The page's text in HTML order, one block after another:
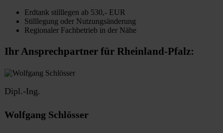
Erdtank stilllegen ab 530,- EUR
Stilllegung oder Nutzungsänderung
Regionaler Fachbetrieb in der Nähe
Ihr Ansprechpartner für Rheinland-Pfalz:
Dipl.-Ing.
Wolfgang Schlösser